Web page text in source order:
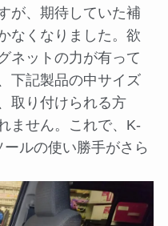
が、期待していた補
なくなりました。欲
ネットの力が有って
下記製品の中サイズ
取り付けられる方
ません。これで、K-
ルの使い勝手がさら